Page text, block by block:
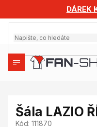
obsah
DÁREK
Šála LAZIO
Kód: 111870